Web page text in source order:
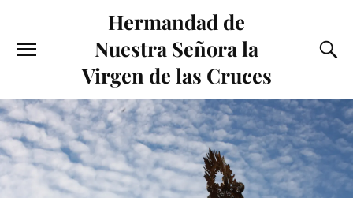
Hermandad de
Nuestra Señora la
Virgen de las Cruces